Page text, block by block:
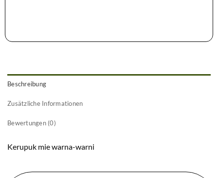
Beschreibung
Zusätzliche Informationen
Bewertungen (0)
Kerupuk mie warna-warni